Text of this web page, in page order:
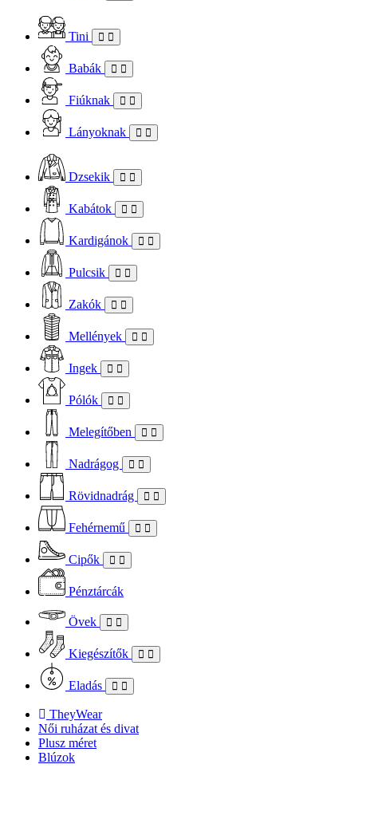
Tini
Babák
Fiúknak
Lányoknak
Dzsekik
Kabátok
Kardigánok
Pulcsik
Zakók
Mellények
Ingek
Pólók
Melegítőben
Nadrágog
Rövidnadrág
Fehérnemű
Cipők
Pénztárcák
Övek
Kiegészítők
Eladás
TheyWear
Női ruházat és divat
Plusz méret
Blúzok